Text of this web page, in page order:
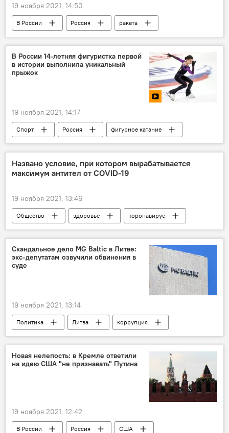
19 ноября 2021, 14:50
В России Россия
ракета
Польша
вооружение
вооруженные силы
В России 14-летняя фигуристка первой
в истории выполнила уникальный
прыжок
19 ноября 2021, 14:17
Спорт Россия фигурное катание
Названо условие, при котором вырабатывается
максимум антител от COVID-19
19 ноября 2021, 13:46
Общество здоровье
коронавирус
Пандемия коронавируса в Литве и других странах
COVID-19
Скандальное дело MG Baltic в Литве:
экс-депутатам озвучили обвинения в
суде
19 ноября 2021, 13:14
Политика Литва
коррупция
Прокуратура Литвы
взятка
взяточничество
Новая нелепость: в Кремле ответили
на идею США "не признавать" Путина
19 ноября 2021, 12:42
В России Россия
США